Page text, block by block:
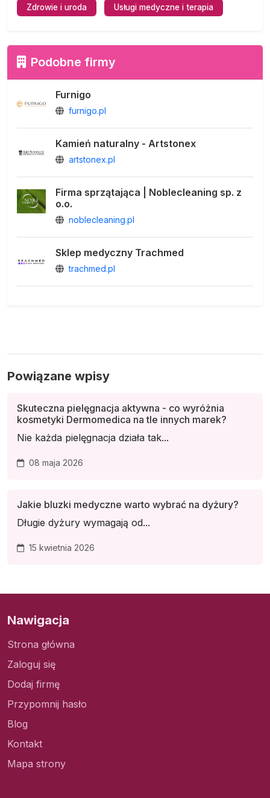
Zdrowie i uroda Usługi medyczne i terapia
Podobne firmy
Furnigo
furnigo.pl
Kamień naturalny - Artstonex
artstonex.pl
Firma sprzątająca | Noblecleaning sp. z
o.o.
noblecleaning.pl
Sklep medyczny Trachmed
trachmed.pl
Powiązane wpisy
Skuteczna pielęgnacja aktywna - co wyróżnia
kosmetyki Dermomedica na tle innych marek?
Nie każda pielęgnacja działa tak...
08 maja 2026
Jakie bluzki medyczne warto wybrać na dyżury?
Długie dyżury wymagają od...
15 kwietnia 2026
Nawigacja
Strona główna
Zaloguj się
Dodaj firmę
Przypomnij hasło
Blog
Kontakt
Mapa strony